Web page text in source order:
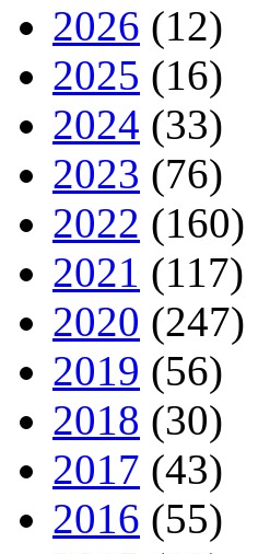
2026 (12)
2025 (16)
2024 (33)
2023 (76)
2022 (160)
2021 (117)
2020 (247)
2019 (56)
2018 (30)
2017 (43)
2016 (55)